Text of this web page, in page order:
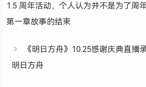
1.5 周年活动，个人认为并不是为了周
第一章故事的结束
《明日方舟》10.25感谢庆典直播
明日方舟